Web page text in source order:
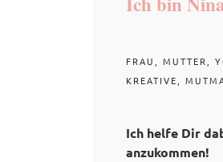
FRAU, MUTTER,
KREATIVE,
Ich helfe Dir
anzukommen!